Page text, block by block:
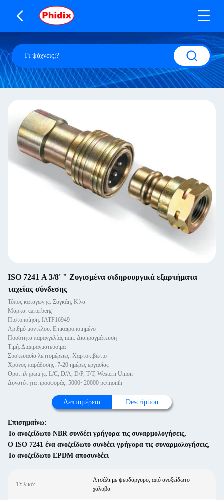
ISO 7241 Α 3/8' " Ζυγισμένα σιδηρουργικά εξαρτήματα
ταχείας σύνδεσης
Τόπος καταγωγής: Σαγκάη, Κίνα
Μάρκα: carterberg
Πιστοποίηση: IATF16949
Αριθμό μοντέλου: Επικαιροποιημένο
Ποσότητα παραγγελίας min: Διαπραγμάτευση
Τιμή: Διαπραγματεύσιμα
Συσκευασία λεπτομέρειες: Χαρτοκιβώτιο
Χρόνος παράδοσης: 7-20 ημέρες εργασίας
Όροι πληρωμής: L/C, D/A, D/P, T/T, Western Union
Δυνατότητα προσφοράς: 5000~20000 pc/month
Λεπτομέρεια Description
Επισημαίνω:
Το ανοξείδωτο NBR συνδέει γρήγορα τις συναρμολογήσεις,
Ο ISO 7241 ένα ανοξείδωτο συνδέει γρήγορα τις συναρμολογήσεις,
Το ανοξείδωτο EPDM αποσυνδέει
1Υλικό:
Ατσάλι με ψευδάργυρο, από ανοξείδωτο
χάλυβα